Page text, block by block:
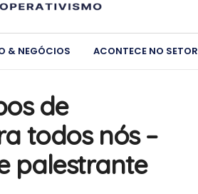
& NEGÓCIOS ACONTECE NO SETOR
de
todos nós –
palestrante